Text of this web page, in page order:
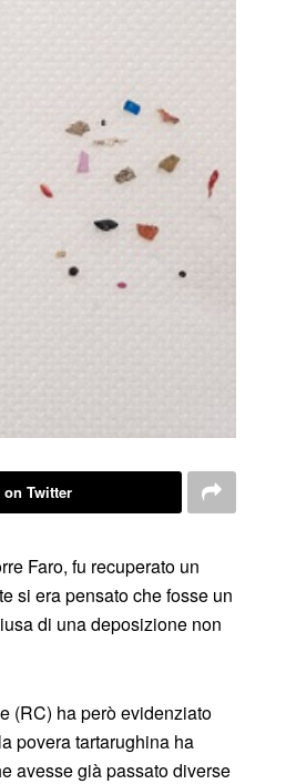
on Twitter
Faro, fu recuperato un
si era pensato che fosse un
di una deposizione non
(RC) ha però evidenziato
povera tartarughina ha
avesse già passato diverse